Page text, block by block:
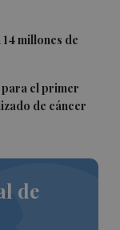
millones de
para el primer
de cáncer
de